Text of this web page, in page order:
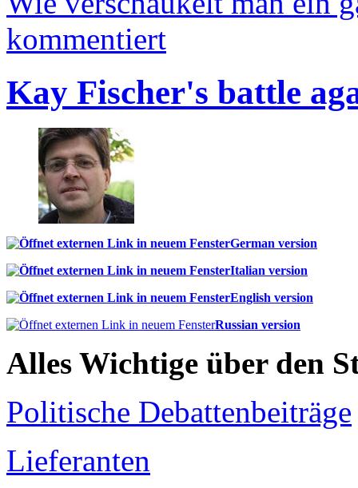
kommentiert
Kay Fischer's battle
German version
Italian version
English version
Russian version
Alles Wichtige über den
Politische Debattenbeiträge
Lieferanten